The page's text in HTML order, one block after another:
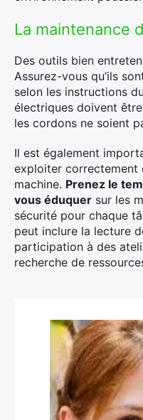
La maintenance
Des outils bien
Assurez-vous qu’ils
selon les instructions
électriques doivent
les cordons ne soient
Il est également
exploiter correctement
machine. Prenez le
vous éduquer sur les
sécurité pour chaque
peut inclure la lecture
participation à des
recherche de